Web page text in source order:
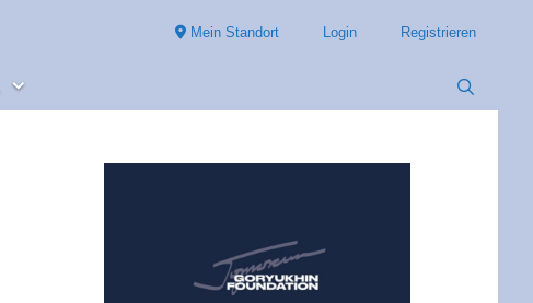
Mein Standort Login Registrieren